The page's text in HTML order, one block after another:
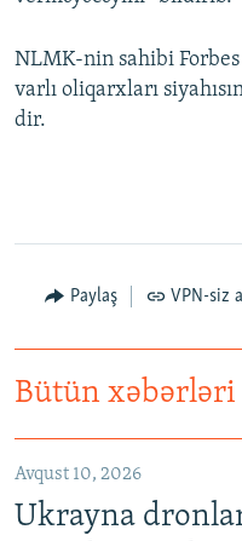
NLMK-nin sahibi Forbes
varlı oliqarxları
dir.
Paylaş VPN-siz
Bütün
Avqust 10, 2026
Ukrayna